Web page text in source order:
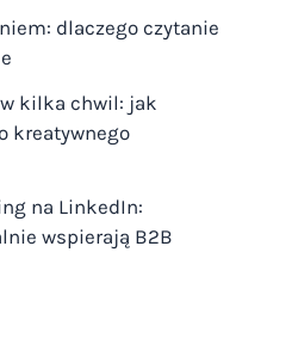
dlaczego czytanie
kilka chwil: jak
kreatywnego
na LinkedIn:
wspierają B2B